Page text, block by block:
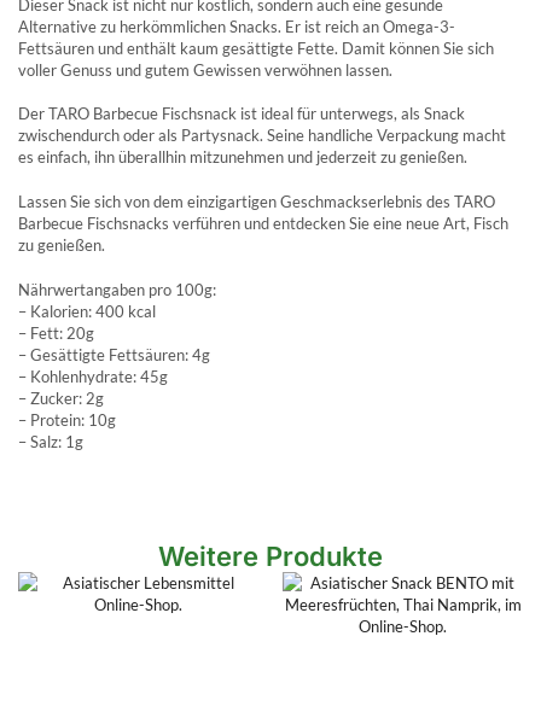
Dieser Snack ist nicht nur köstlich, sondern auch eine gesunde
Alternative zu herkömmlichen Snacks. Er ist reich an Omega-3-
Fettsäuren und enthält kaum gesättigte Fette. Damit können Sie sich
voller Genuss und gutem Gewissen verwöhnen lassen.
Der TARO Barbecue Fischsnack ist ideal für unterwegs, als Snack
zwischendurch oder als Partysnack. Seine handliche Verpackung macht
es einfach, ihn überallhin mitzunehmen und jederzeit zu genießen.
Lassen Sie sich von dem einzigartigen Geschmackserlebnis des TARO
Barbecue Fischsnacks verführen und entdecken Sie eine neue Art, Fisch
zu genießen.
Nährwertangaben pro 100g:
– Kalorien: 400 kcal
– Fett: 20g
– Gesättigte Fettsäuren: 4g
– Kohlenhydrate: 45g
– Zucker: 2g
– Protein: 10g
– Salz: 1g
Weitere Produkte